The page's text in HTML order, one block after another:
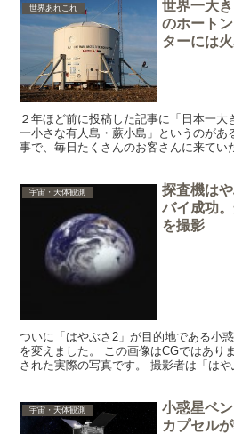
世界あれこれ
世界一大
のホート
ターには
２年ほど前に投稿した記事に「日本一
一小さな有人島・蕨小島」というのがあ
事で、毎日たくさんのお客さんに来てい
宇宙・天体観測
探査機は
バイ成功
を撮影
ついに「はやぶさ2」が目的地である小
を変えました。 この画像はCGではあり
された実際の写真です。 撮影者は「はや
宇宙・天体観測
小惑星ベ
カプセル